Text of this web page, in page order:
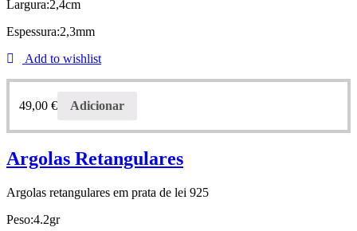
Largura:2,4cm
Espessura:2,3mm
Add to wishlist
49,00 € Adicionar
Argolas Retangulares
Argolas retangulares em prata de lei 925
Peso:4.2gr